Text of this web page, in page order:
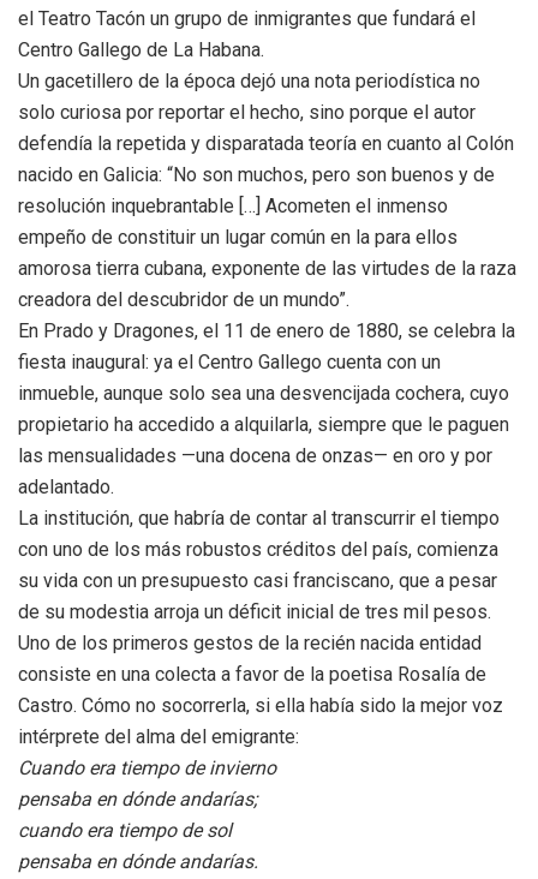
el Teatro Tacón un grupo de inmigrantes que fundará el
Centro Gallego de La Habana.
Un gacetillero de la época dejó una nota periodística no
solo curiosa por reportar el hecho, sino porque el autor
defendía la repetida y disparatada teoría en cuanto al Colón
nacido en Galicia: “No son muchos, pero son buenos y de
resolución inquebrantable […] Acometen el inmenso
empeño de constituir un lugar común en la para ellos
amorosa tierra cubana, exponente de las virtudes de la raza
creadora del descubridor de un mundo”.
En Prado y Dragones, el 11 de enero de 1880, se celebra la
fiesta inaugural: ya el Centro Gallego cuenta con un
inmueble, aunque solo sea una desvencijada cochera, cuyo
propietario ha accedido a alquilarla, siempre que le paguen
las mensualidades —una docena de onzas— en oro y por
adelantado.
La institución, que habría de contar al transcurrir el tiempo
con uno de los más robustos créditos del país, comienza
su vida con un presupuesto casi franciscano, que a pesar
de su modestia arroja un déficit inicial de tres mil pesos.
Uno de los primeros gestos de la recién nacida entidad
consiste en una colecta a favor de la poetisa Rosalía de
Castro. Cómo no socorrerla, si ella había sido la mejor voz
intérprete del alma del emigrante:
Cuando era tiempo de invierno
pensaba en dónde andarías;
cuando era tiempo de sol
pensaba en dónde andarías.